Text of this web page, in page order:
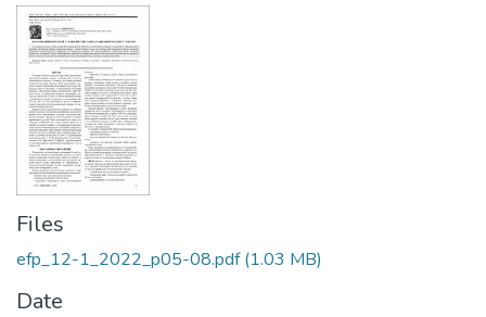
Files
efp_12-1_2022_p05-08.pdf(1.03 MB)
Date